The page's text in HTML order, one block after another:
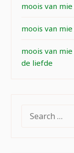
moois van mie
moois van mie
moois van mie
de liefde
FOR: